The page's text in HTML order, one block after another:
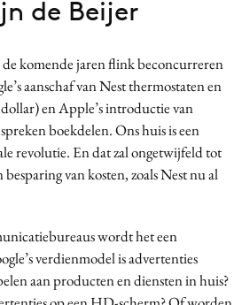
komende jaren flink beconcurreren
aanschaf van Nest thermostaten en
en Apple’s introductie van
boekdelen. Ons huis is een
revolutie. En dat zal ongetwijfeld tot
van kosten, zoals Nest nu al
wordt het een
verdienmodel is advertenties
aan producten en diensten in huis?
de Beijer